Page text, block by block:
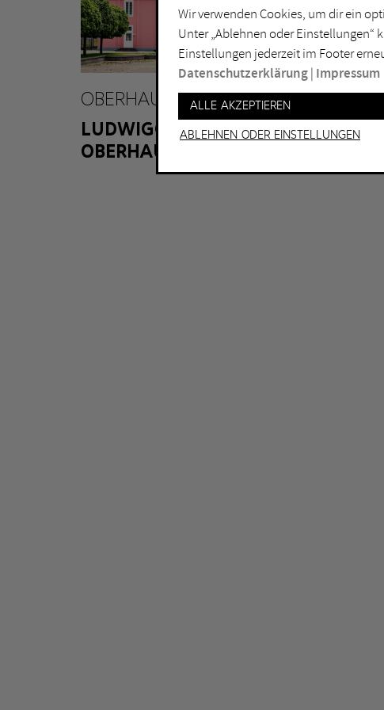
Lichtkunst
Malerei
Performance
Skulptur
Duisburg
Essen
Hagen
Hamm
OBERHAUSEN
LUDWIGGALERIE SCHLOSS
OBERHAUSEN
Wir verwenden Cookies, um dir ein
Unter „Ablehnen oder Einstellungen“
Einstellungen jederzeit im Footer
Datenschutzerklärung| Impressum
Alle akzeptieren
Ablehnen oder Einstellungen